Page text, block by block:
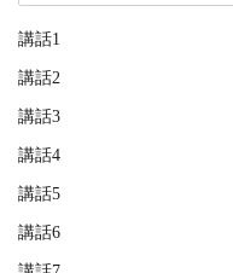
講話1
講話2
講話3
講話4
講話5
講話6